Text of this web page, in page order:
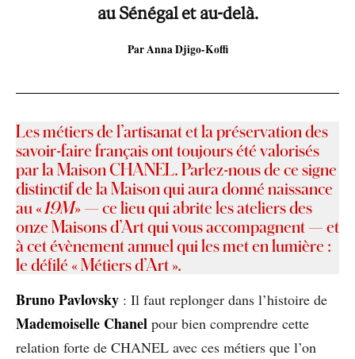
au Sénégal et au-delà.
Par Anna Djigo-Koffi
Les métiers de l’artisanat et la préservation des
savoir-faire français ont toujours été valorisés
par la Maison CHANEL. Parlez-nous de ce signe
distinctif de la Maison qui aura donné naissance
au «19M» — ce lieu qui abrite les ateliers des
onze Maisons d’Art qui vous accompagnent — et
à cet évènement annuel qui les met en lumière :
le défilé « Métiers d’Art ».
Bruno Pavlovsky : Il faut replonger dans l’histoire de
Mademoiselle Chanel pour bien comprendre cette
relation forte de CHANEL avec ces métiers que l’on